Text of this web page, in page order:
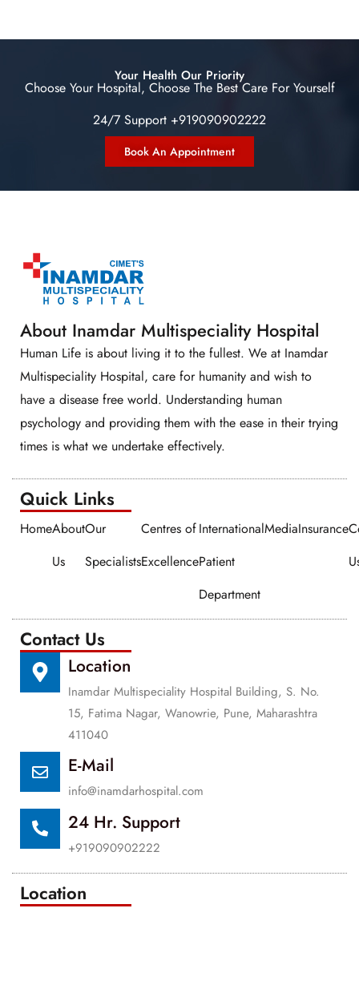
Your Health Our Priority
Choose Your Hospital, Choose The Best Care For Yourself
24/7 Support +919090902222
Book An Appointment
About Inamdar Multispeciality Hospital
Human Life is about living it to the fullest. We at Inamdar
Multispeciality Hospital, care for humanity and wish to
have a disease free world. Understanding human
psychology and providing them with the ease in their trying
times is what we undertake effectively.
Quick Links​​
HomeAbout
Us
Our
Specialists
Centres of
Excellence
International
Patient
Department
MediaInsurance
Contact Us
Location
Inamdar Multispeciality Hospital Building, S. No.
15, Fatima Nagar, Wanowrie, Pune, Maharashtra
411040
E-Mail
info@inamdarhospital.com
24 Hr. Support
+919090902222
Location